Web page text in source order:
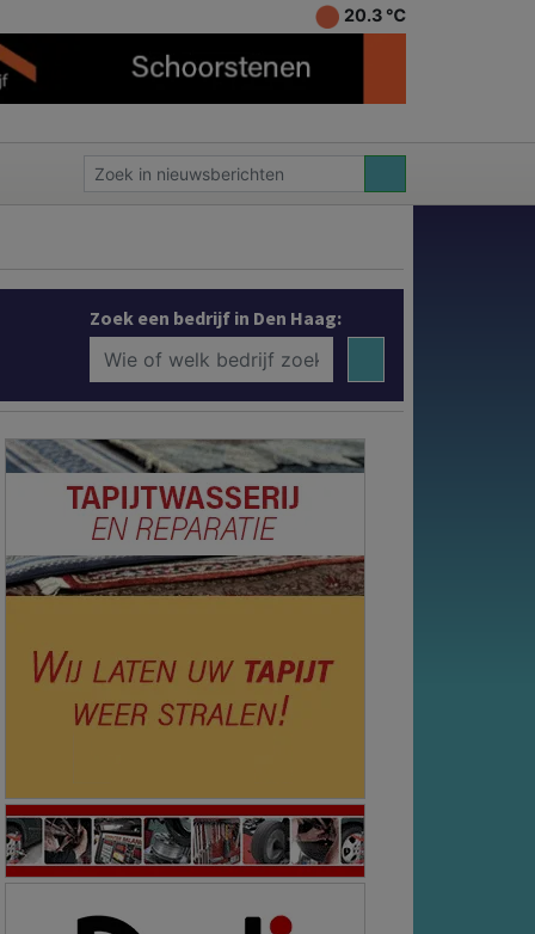
20.3 ℃
Zoek een bedrijf in Den Haag: